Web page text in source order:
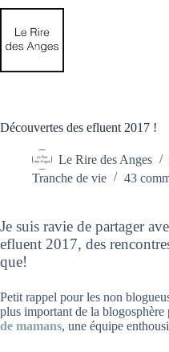
Passer
contenu
Découvertes des efluent 2017 !
Le Rire des Anges
Tranche de vie
43
Je suis ravie de partager
efluent 2017, des
que!
Petit rappel pour les non
plus important de la
de mamans, une équipe